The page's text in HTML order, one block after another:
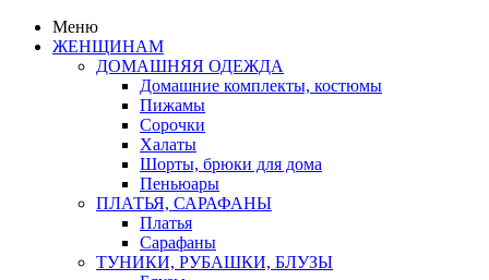
Меню
ЖЕНЩИНАМ
ДОМАШНЯЯ ОДЕЖДА
Домашние комплекты, костюмы
Пижамы
Сорочки
Халаты
Шорты, брюки для дома
Пеньюары
ПЛАТЬЯ, САРАФАНЫ
Платья
Сарафаны
ТУНИКИ, РУБАШКИ, БЛУЗЫ